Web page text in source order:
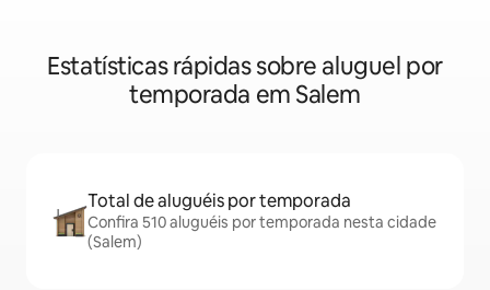
Estatísticas rápidas sobre aluguel por
temporada em Salem
Total de aluguéis por temporada
Confira 510 aluguéis por temporada nesta cidade
(Salem)